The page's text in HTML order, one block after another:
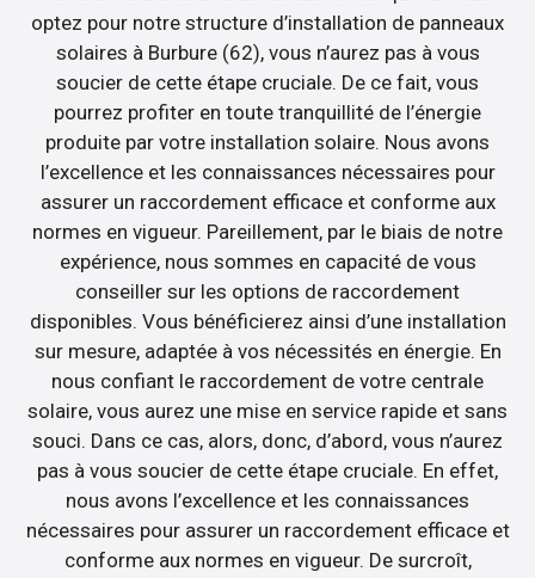
optez pour notre structure d’installation de panneaux
solaires à Burbure (62), vous n’aurez pas à vous
soucier de cette étape cruciale. De ce fait, vous
pourrez profiter en toute tranquillité de l’énergie
produite par votre installation solaire. Nous avons
l’excellence et les connaissances nécessaires pour
assurer un raccordement efficace et conforme aux
normes en vigueur. Pareillement, par le biais de notre
expérience, nous sommes en capacité de vous
conseiller sur les options de raccordement
disponibles. Vous bénéficierez ainsi d’une installation
sur mesure, adaptée à vos nécessités en énergie. En
nous confiant le raccordement de votre centrale
solaire, vous aurez une mise en service rapide et sans
souci. Dans ce cas, alors, donc, d’abord, vous n’aurez
pas à vous soucier de cette étape cruciale. En effet,
nous avons l’excellence et les connaissances
nécessaires pour assurer un raccordement efficace et
conforme aux normes en vigueur. De surcroît,